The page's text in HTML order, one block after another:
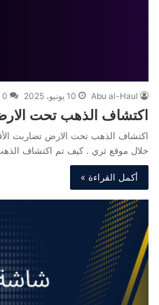
Abu al-Haul 10 يونيو، 2025 0
اكتشاف الذهب تحت
اكتشاف الذهب تحت الارض تضاربت
خلال موقع ثري . كيف تم اكتشاف
أكمل القراءة »